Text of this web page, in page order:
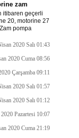
zam
itibaren geçerli
20, motorine 27
pompa
2020 Salı 01:43
2020 Cuma 08:56
Çarşamba 09:11
2020 Salı 01:57
2020 Salı 01:12
Pazartesi 10:07
2020 Cuma 21:19